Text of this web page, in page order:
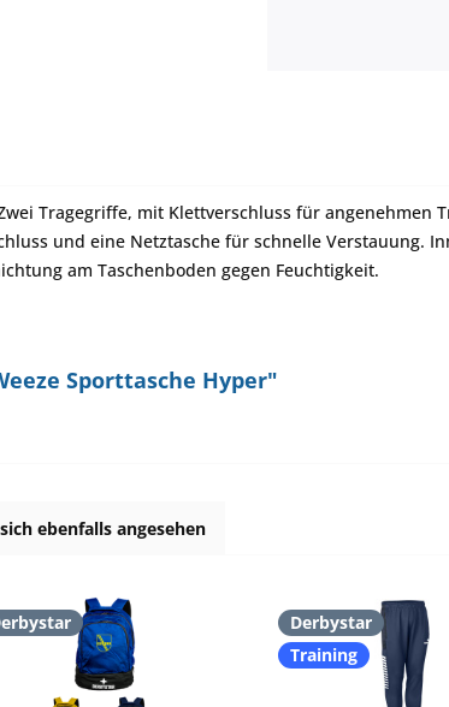
Tragegriffe, mit Klettverschluss für angenehmen
und eine Netztasche für schnelle Verstauung.
am Taschenboden gegen Feuchtigkeit.
Sporttasche Hyper"
ebenfalls angesehen
Derbystar
Training